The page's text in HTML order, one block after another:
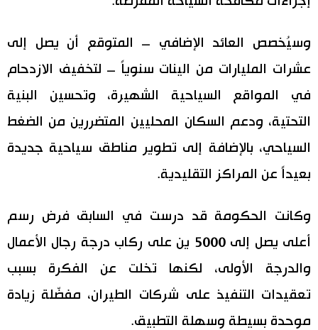
أشخاص
تجارب وآراء
سياسة
اقتصاد
ثقافة
لايف ستايل
طوكيو
اللغة اليابانية
موسوعة اليابان
هو وهي
المطبخ الياباني
تواصل معنا
وسيُخصص العائد الإضافي – المتوقع أن يصل إلى
عشرات المليارات من الينات سنوياً – لتخفيف الازدحام
في المواقع السياحية الشهيرة، وتحسين البنية
التحتية، ودعم السكان المحليين المتضررين من الضغط
السياحي، بالإضافة إلى تطوير مناطق سياحية جديدة
بعيداً عن المراكز التقليدية.
وكانت الحكومة قد درست في السابق فرض رسم
أعلى يصل إلى 5000 ين على ركاب درجة رجال الأعمال
والدرجة الأولى، لكنها تخلت عن الفكرة بسبب
تعقيدات التنفيذ على شركات الطيران، مفضّلة زيادة
موحدة بسيطة وسهلة التطبيق.